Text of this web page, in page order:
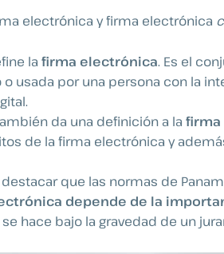
electrónica y firma electrónica
la firma electrónica. Es el
usada por una persona con la
da una definición a la
de la firma electrónica y
que las normas de
depende de la
hace bajo la gravedad de un